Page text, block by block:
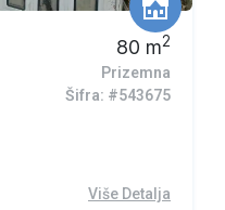
80 m2
Prizemna
Šifra: #543675
Više Detalja